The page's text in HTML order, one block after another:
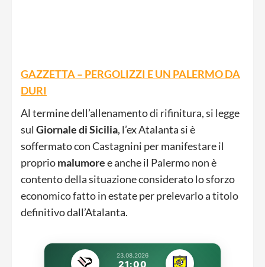
GAZZETTA – PERGOLIZZI E UN PALERMO DA
DURI
Al termine dell’allenamento di rifinitura, si legge
sul Giornale di Sicilia, l’ex Atalanta si è
soffermato con Castagnini per manifestare il
propriomalumoree anche il Palermo non è
contento della situazione considerato lo sforzo
economico fatto in estate per prelevarlo a titolo
definitivo dall’Atalanta.
23.08.2026
21:00